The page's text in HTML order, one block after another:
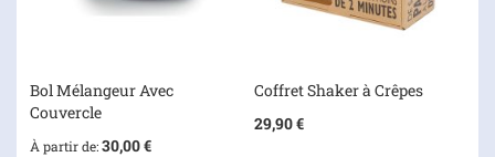
Bol Mélangeur Avec
Couvercle
À partir de 30,00 €
Coffret Shaker à Crêpes
29,90 €